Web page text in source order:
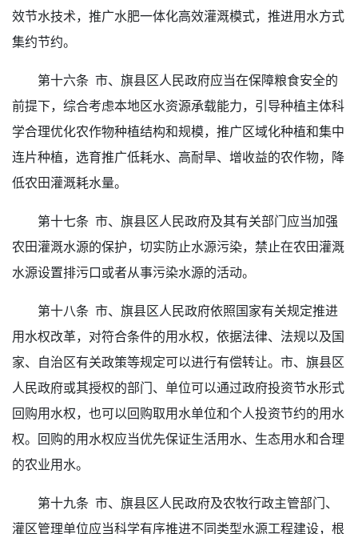
效节水技术，推广水肥一体化高效灌溉模式，推进用水方式
集约节约。
第十六条 市、旗县区人民政府应当在保障粮食安全的
前提下，综合考虑本地区水资源承载能力，引导种植主体科
学合理优化农作物种植结构和规模，推广区域化种植和集中
连片种植，选育推广低耗水、高耐旱、增收益的农作物，降
低农田灌溉耗水量。
第十七条 市、旗县区人民政府及其有关部门应当加强
农田灌溉水源的保护，切实防止水源污染，禁止在农田灌溉
水源设置排污口或者从事污染水源的活动。
第十八条 市、旗县区人民政府依照国家有关规定推进
用水权改革，对符合条件的用水权，依据法律、法规以及国
家、自治区有关政策等规定可以进行有偿转让。市、旗县区
人民政府或其授权的部门、单位可以通过政府投资节水形式
回购用水权，也可以回购取用水单位和个人投资节约的用水
权。回购的用水权应当优先保证生活用水、生态用水和合理
的农业用水。
第十九条 市、旗县区人民政府及农牧行政主管部门、
灌区管理单位应当科学有序推进不同类型水源工程建设，根